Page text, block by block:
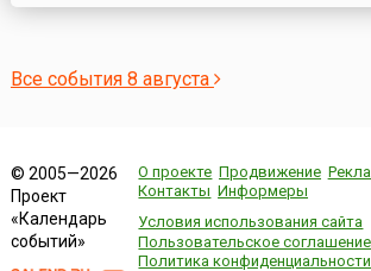
Все события 8 августа
© 2005—2026
Проект
«Календарь
событий»
О проекте Продвижение
Контакты Информеры
Условия использования сайта
Пользовательское соглашение
Политика конфиденциальности